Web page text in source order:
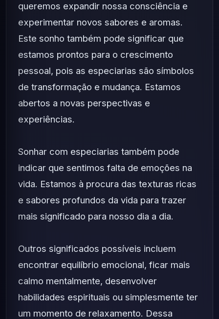
queremos expandir nossa consciência e
experimentar novos sabores e aromas.
Este sonho também pode significar que
estamos prontos para o crescimento
pessoal, pois as especiarias são símbolos
de transformação e mudança. Estamos
abertos a novas perspectivas e
experiências.
Sonhar com especiarias também pode
indicar que sentimos falta de emoções na
vida. Estamos à procura das texturas ricas
e sabores profundos da vida para trazer
mais significado para nosso dia a dia.
Outros significados possíveis incluem
encontrar equilíbrio emocional, ficar mais
calmo mentalmente, desenvolver
habilidades espirituais ou simplesmente ter
um momento de relaxamento. Dessa